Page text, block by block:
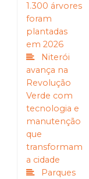
1.300 árvores
foram
plantadas
em 2026
Niterói
avança na
Revolução
Verde com
tecnologia e
manutenção
que
transformam
a cidade
Parques